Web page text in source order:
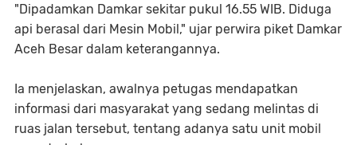
"Dipadamkan Damkar sekitar pukul 16.55 WIB. Diduga
api berasal dari Mesin Mobil," ujar perwira piket Damkar
Aceh Besar dalam keterangannya.
Ia menjelaskan, awalnya petugas mendapatkan
informasi dari masyarakat yang sedang melintas di
ruas jalan tersebut, tentang adanya satu unit mobil